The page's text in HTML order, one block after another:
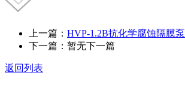
上一篇： HVP-1.2B抗化学腐蚀隔膜泵
下一篇：暂无下一篇
返回列表